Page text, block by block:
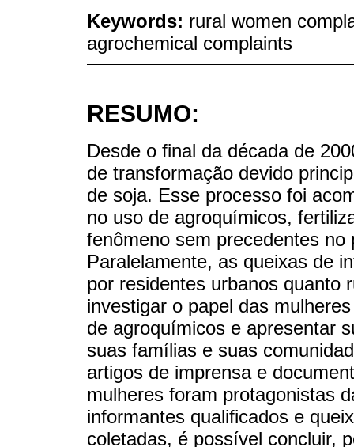
Keywords: rural women
agrochemical complaints
RESUMO:
Desde o final da década de
de transformação devido
de soja. Esse processo foi
no uso de agroquímicos,
fenômeno sem precedentes
Paralelamente, as queixas de
por residentes urbanos quanto
investigar o papel das
de agroquímicos e apresentar
suas famílias e suas
artigos de imprensa e
mulheres foram protagonistas
informantes qualificados e
coletadas, é possível concluir,